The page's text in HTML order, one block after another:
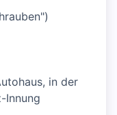
in der
Innung